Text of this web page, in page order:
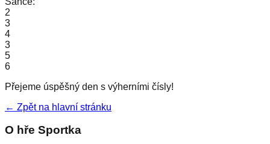
2
3
4
3
5
6
Přejeme úspěšný den s výherními čísly!
← Zpět na hlavní stránku
O hře Sportka